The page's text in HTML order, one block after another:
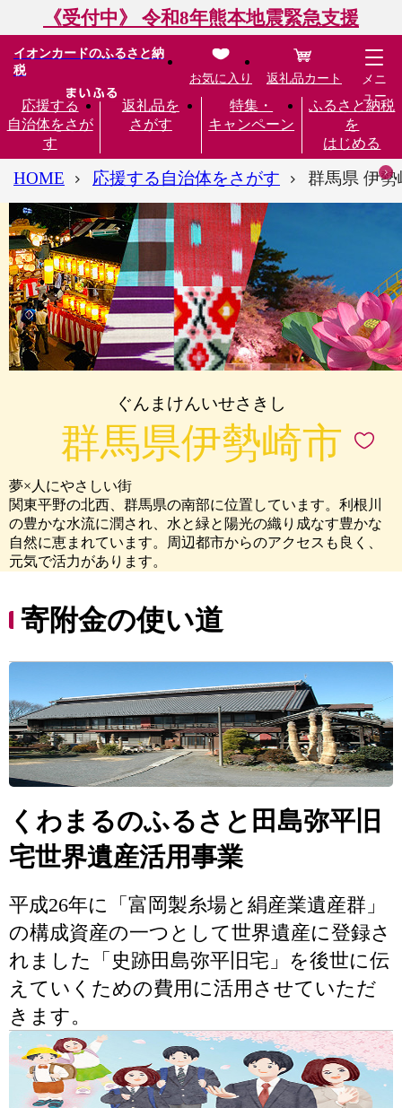
《受付中》 令和8年熊本地震緊急支援
イオンカードのふるさと納
税
応援する
自治体をさが
す
返礼品を
さがす
特集・
キャンペーン
ふるさと納税
を
はじめる
お気に入り 返礼品カート
メニ
ュー
HOME 応援する自治体をさがす 群馬県 伊勢
ぐんまけんいせさきし
群馬県伊勢崎市
夢×人にやさしい街
関東平野の北西、群馬県の南部に位置しています。利根川
の豊かな水流に潤され、水と緑と陽光の織り成なす豊かな
自然に恵まれています。周辺都市からのアクセスも良く、
元気で活力があります。
寄附金の使い道
くわまるのふるさと田島弥平旧
宅世界遺産活用事業
平成26年に「富岡製糸場と絹産業遺産群」
の構成資産の一つとして世界遺産に登録さ
れました「史跡田島弥平旧宅」を後世に伝
えていくための費用に活用させていただ
きます。